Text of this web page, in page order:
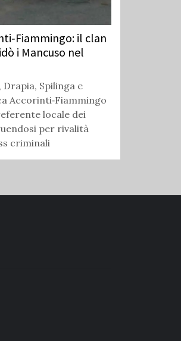
il clan
i Mancuso nel
Spilinga e
Accorinti‑Fiammingo
locale dei
per rivalità
criminali